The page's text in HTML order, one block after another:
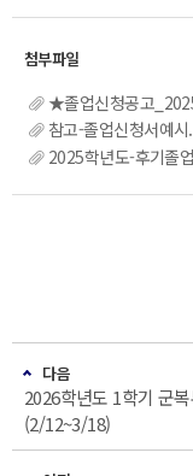
★졸업신청공고
참고-졸업신청서예
2025학년도-후기졸
다음
2026학년도 1학기 군
(2/12~3/18)